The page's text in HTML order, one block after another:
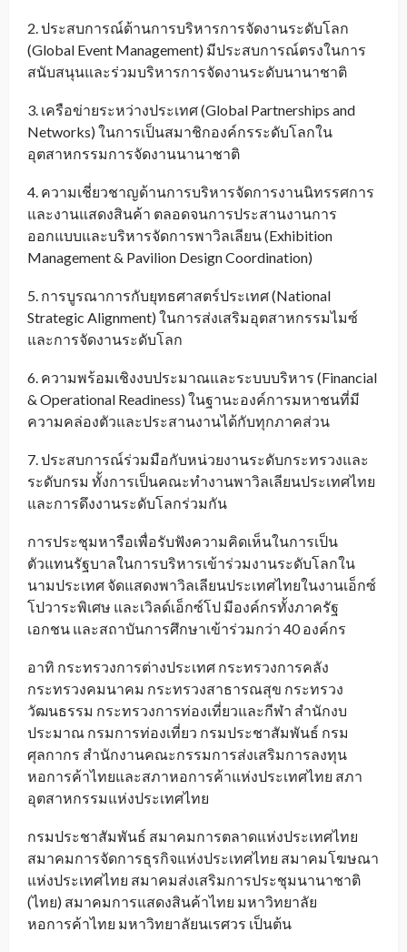
2. ประสบการณ์ด้านการบริหารการจัดงานระดับโลก
(Global Event Management) มีประสบการณ์ตรงในการ
สนับสนุนและร่วมบริหารการจัดงานระดับนานาชาติ
3. เครือข่ายระหว่างประเทศ (Global Partnerships and
Networks) ในการเป็นสมาชิกองค์กรระดับโลกใน
อุตสาหกรรมการจัดงานนานาชาติ
4. ความเชี่ยวชาญด้านการบริหารจัดการงานนิทรรศการ
และงานแสดงสินค้า ตลอดจนการประสานงานการ
ออกแบบและบริหารจัดการพาวิลเลียน (Exhibition
Management & Pavilion Design Coordination)
5. การบูรณาการกับยุทธศาสตร์ประเทศ (National
Strategic Alignment) ในการส่งเสริมอุตสาหกรรมไมซ์
และการจัดงานระดับโลก
6. ความพร้อมเชิงงบประมาณและระบบบริหาร (Financial
& Operational Readiness) ในฐานะองค์การมหาชนที่มี
ความคล่องตัวและประสานงานได้กับทุกภาคส่วน
7. ประสบการณ์ร่วมมือกับหน่วยงานระดับกระทรวงและ
ระดับกรม ทั้งการเป็นคณะทำงานพาวิลเลียนประเทศไทย
และการดึงงานระดับโลกร่วมกัน
การประชุมหารือเพื่อรับฟังความคิดเห็นในการเป็น
ตัวแทนรัฐบาลในการบริหารเข้าร่วมงานระดับโลกใน
นามประเทศ จัดแสดงพาวิลเลียนประเทศไทยในงานเอ็กซ์
โปวาระพิเศษ และเวิลด์เอ็กซ์โป มีองค์กรทั้งภาครัฐ
เอกชน และสถาบันการศึกษาเข้าร่วมกว่า 40 องค์กร
อาทิ กระทรวงการต่างประเทศ กระทรวงการคลัง
กระทรวงคมนาคม กระทรวงสาธารณสุข กระทรวง
วัฒนธรรม กระทรวงการท่องเที่ยวและกีฬา สำนักงบ
ประมาณ กรมการท่องเที่ยว กรมประชาสัมพันธ์ กรม
ศุลกากร สำนักงานคณะกรรมการส่งเสริมการลงทุน
หอการค้าไทยและสภาหอการค้าแห่งประเทศไทย สภา
อุตสาหกรรมแห่งประเทศไทย
กรมประชาสัมพันธ์ สมาคมการตลาดแห่งประเทศไทย
สมาคมการจัดการธุรกิจแห่งประเทศไทย สมาคมโฆษณา
แห่งประเทศไทย สมาคมส่งเสริมการประชุมนานาชาติ
(ไทย) สมาคมการแสดงสินค้าไทย มหาวิทยาลัย
หอการค้าไทย มหาวิทยาลัยนเรศวร เป็นต้น